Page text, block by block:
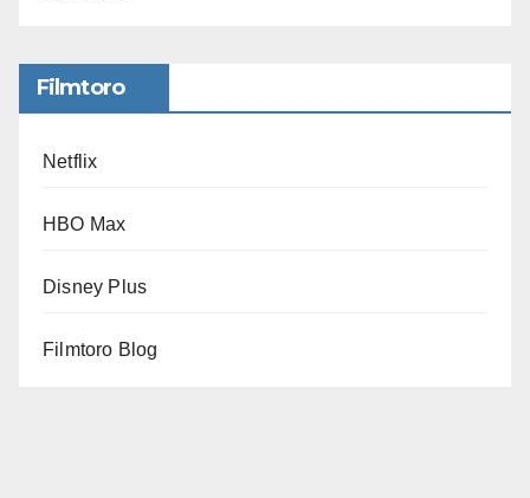
Filmtoro
Netflix
HBO Max
Disney Plus
Filmtoro Blog